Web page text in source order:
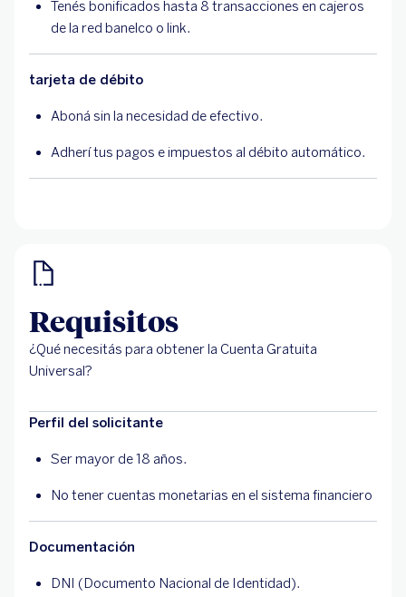
Tenés bonificados hasta 8 transacciones en cajeros
de la red banelco o link.
tarjeta de débito
Aboná sin la necesidad de efectivo.
Adherí tus pagos e impuestos al débito automático.
Requisitos
¿Qué necesitás para obtener la Cuenta Gratuita
Universal?
Perfil del solicitante
Ser mayor de 18 años.
No tener cuentas monetarias en el sistema financiero
Documentación
DNI (Documento Nacional de Identidad).